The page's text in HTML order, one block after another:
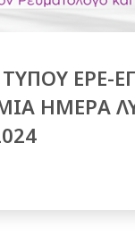
ΤΥΠΟΥ ΕΡΕ-
ΗΜΕΡΑ